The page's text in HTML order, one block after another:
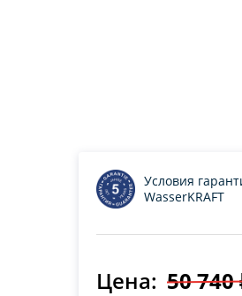
Условия
WasserKRAFT
Цена: 50 740